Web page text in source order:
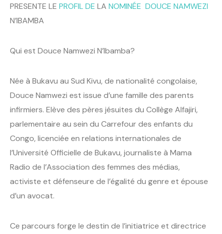
PRESENTE LE PROFILDE LA NOMINÉE DOUCE NAMWEZI
N’IBAMBA
Qui est Douce Namwezi N’Ibamba?
Née à Bukavu au Sud Kivu, de nationalité congolaise,
Douce Namwezi est issue d’une famille des parents
infirmiers. Elève des pères jésuites du Collège Alfajiri,
parlementaire au sein du Carrefour des enfants du
Congo, licenciée en relations internationales de
l’Université Officielle de Bukavu, journaliste à Mama
Radio de l’Association des femmes des médias,
activiste et défenseure de l’égalité du genre et épouse
d’un avocat.
Ce parcours forge le destin de l’initiatrice et directrice